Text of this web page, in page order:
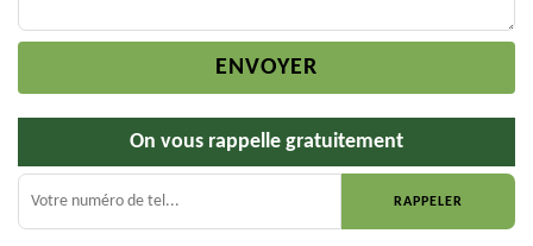
On vous rappelle gratuitement